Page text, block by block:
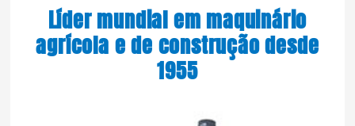
Líder mundial em maquinário
agrícola e de construção desde
1955